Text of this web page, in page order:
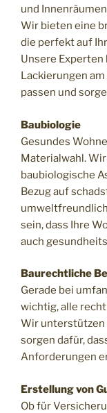
und
Wir bieten eine
die perfekt auf
Unsere Experten
Lackierungen
passen und
Baubiologie
Gesundes
Materialwahl.
baubiologische
Bezug auf
sein, dass Ihre
auch
Baurechtliche
Gerade bei
wichtig, alle
Wir unterstützen
sorgen dafür,
Anforderungen
Erstellung von
Ob für